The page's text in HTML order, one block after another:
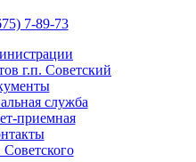
7-89-73
г.п. Советский
служба
приемная
Советского